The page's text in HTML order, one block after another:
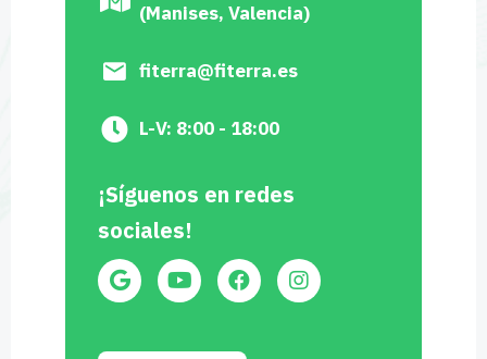
(Manises, Valencia)
fiterra@fiterra.es
L-V: 8:00 - 18:00
¡Síguenos en redes
sociales!